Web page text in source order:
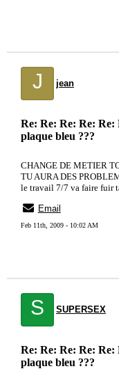
J jean
Re: Re: Re: Re: Re:
plaque bleu ???
CHANGE DE METIER
TU AURA DES
le travail 7/7 va faire fuir
Email
Feb 11th, 2009 - 10:02 AM
S SUPERSEX
Re: Re: Re: Re: Re:
plaque bleu ???